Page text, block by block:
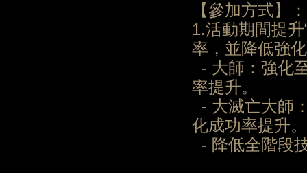
【參加方式】：
1.活動期間提
率，並降低強
- 大師：強化
率提升。
- 大滅亡大師
化成功率提升。
- 降低全階段